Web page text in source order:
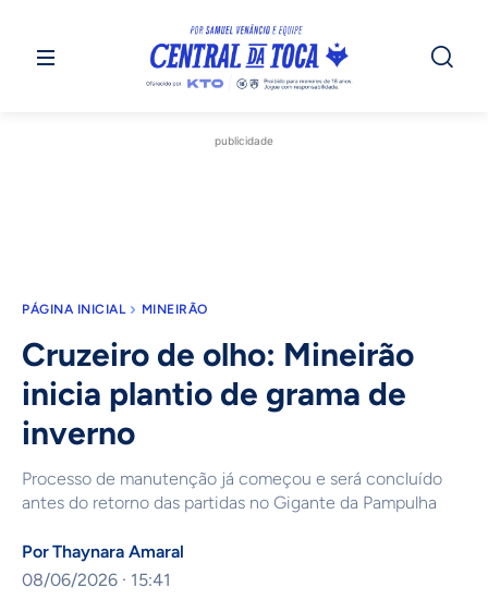
publicidade
PÁGINA INICIAL MINEIRÃO
Cruzeiro de olho: Mineirão
inicia plantio de grama de
inverno
Processo de manutenção já começou e será concluído
antes do retorno das partidas no Gigante da Pampulha
PorThaynara Amaral
08/06/2026 · 15:41